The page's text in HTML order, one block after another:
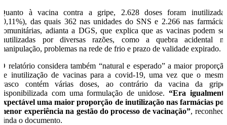
Quanto à vacina contra a gripe, 2.628 doses foram inutilizadas
(0,11%), das quais 362 nas unidades do SNS e 2.266 nas farmácias
comunitárias, adianta a DGS, que explica que as vacinas podem ser
inutilizadas por diversas razões, como a quebra acidental na
manipulação, problemas na rede de frio e prazo de validade expirado.
O relatório considera também “natural e esperado” a maior proporção
de inutilização de vacinas para a covid-19, uma vez que o mesmo
frasco contém várias doses, ao contrário da vacina da gripe,
disponibilizada com uma formulação de unidose.“Era igualmente
expectável uma maior proporção de inutilização nas farmácias por
menor experiência na gestão do processo de vacinação”, reconhece
ainda o documento.